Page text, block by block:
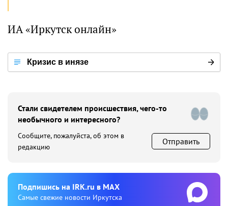
ИА «Иркутск онлайн»
Кризис в инязе
Стали свидетелем происшествия, чего-то
необычного и интересного?
Сообщите, пожалуйста, об этом в
редакцию
Отправить
Подпишиcь на IRK.ru в MAX
Cамые свежие новости Иркутска